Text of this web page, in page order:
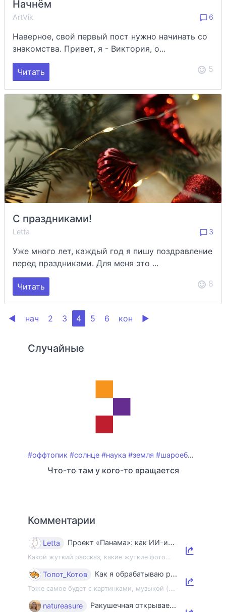
Начнём
ArtVik 6
Наверное, свой первый пост нужно начинать со
знакомства. Привет, я - Виктория, о...
Читать 5
С праздниками!
Letta 3
Уже много лет, каждый год я пишу поздравление
перед праздниками. Для меня это ...
Читать 8
◀ нач 2 3 4 5 6 кон ▶
Случайные
#оффтопик #солнце #наука #земля #шароебы
Что-то там у кого-то вращается
Комментарии
Letta Проект «Панама»: как ИИ-индустрия уничтожает книги и знания
Какой жуткий рассказ, какие жуткие фото…
Топот_Котов Как я обрабатываю ракушки
Т
оже самое будет с картинками, музыкой (mp3) и некоторыми файлами (pdf, zip) 😊 Н...
natureasure Ракушечная открывает двери